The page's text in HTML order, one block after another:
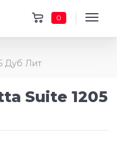
0
Дуб Лит
Suite 1205